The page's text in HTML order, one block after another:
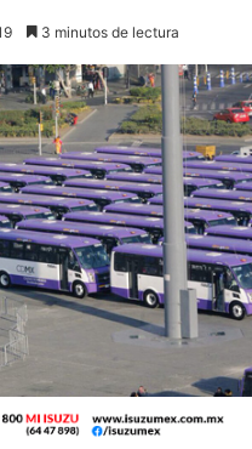
3 minutos de lectura